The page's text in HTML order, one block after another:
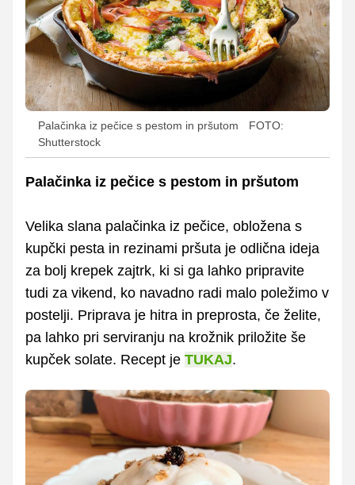
Palačinka iz pečice s pestom in pršutom
FOTO:
Shutterstock
Palačinka iz pečice s pestom in pršutom
Velika slana palačinka iz pečice, obložena s
kupčki pesta in rezinami pršuta je odlična ideja
za bolj krepek zajtrk, ki si ga lahko pripravite
tudi za vikend, ko navadno radi malo poležimo v
postelji. Priprava je hitra in preprosta, če želite,
pa lahko pri serviranju na krožnik priložite še
kupček solate. Recept je TUKAJ.